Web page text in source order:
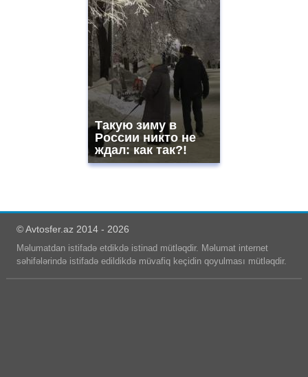
Такую зиму в
России никто не
ждал: как так?!
© Avtosfer.az 2014 - 2026
Məlumatdan istifadə etdikdə istinad mütləqdir. Məlumat internet
səhifələrində istifadə edildikdə müvafiq keçidin qoyulması mütləqdir.